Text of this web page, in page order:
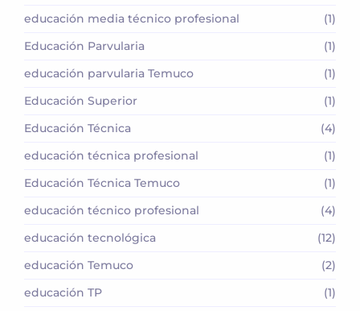
educación media técnico profesional
(1)
Educación Parvularia
(1)
educación parvularia Temuco
(1)
Educación Superior
(1)
Educación Técnica
(4)
educación técnica profesional
(1)
Educación Técnica Temuco
(1)
educación técnico profesional
(4)
educación tecnológica
(12)
educación Temuco
(2)
educación TP
(1)